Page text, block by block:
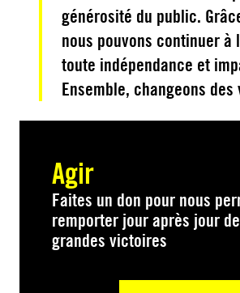
générosité du public.
nous pouvons continuer à
toute indépendance et
Ensemble, changeons des
Agir
Faites un don pour nous
remporter jour après jour
grandes victoires